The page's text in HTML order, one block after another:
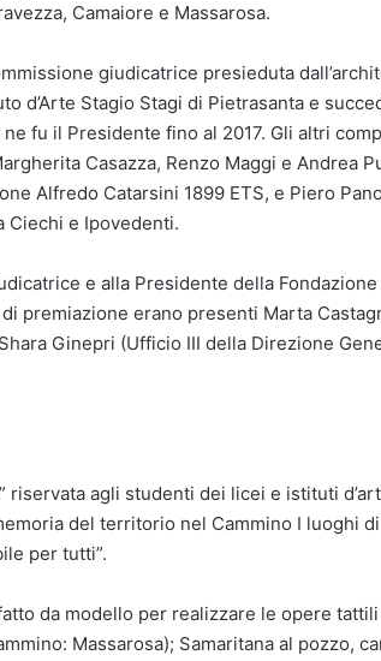
Camaiore e Massarosa.
giudicatrice presieduta
d’Arte Stagio Stagi di Pietrasanta e
fu il Presidente fino al 2017. Gli altri
Casazza, Renzo Maggi e Andrea
Alfredo Catarsini 1899 ETS, e Piero
Ciechi e Ipovedenti.
e alla Presidente della
premiazione erano presenti Marta
Ginepri (Ufficio III della Direzione
riservata agli studenti dei licei e istituti
del territorio nel Cammino I luoghi
per tutti”.
da modello per realizzare le opere
Massarosa); Samaritana al pozzo,